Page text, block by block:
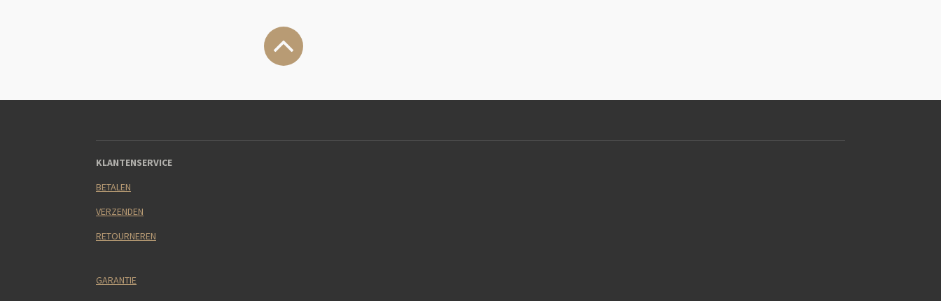
KLANTENSERVICE
BETALEN
VERZENDEN
RETOURNEREN
GARANTIE